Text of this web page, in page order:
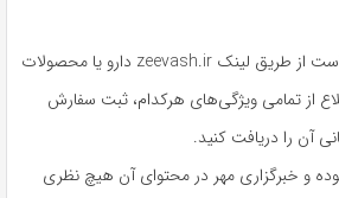
برای اقدام به این امر کافی است از طریق لینک zeevash.ir دارو یا محصولات
از تمامی ویژگی‌های هرکدام، ثبت سفارش
آن را دریافت کنید.
و خبرگزاری مهر در محتوای آن هیچ نظری